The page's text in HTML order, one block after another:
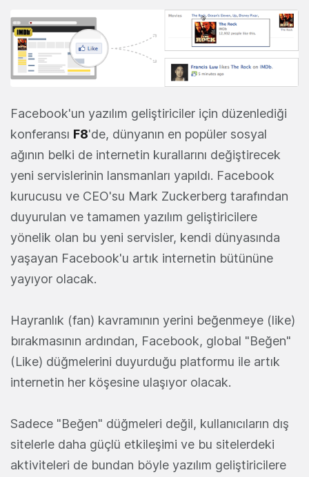
Facebook'un yazılım geliştiriciler için düzenlediği
konferansı F8'de, dünyanın en popüler sosyal
ağının belki de internetin kurallarını değiştirecek
yeni servislerinin lansmanları yapıldı. Facebook
kurucusu ve CEO'su Mark Zuckerberg tarafından
duyurulan ve tamamen yazılım geliştiricilere
yönelik olan bu yeni servisler, kendi dünyasında
yaşayan Facebook'u artık internetin bütününe
yayıyor olacak.
Hayranlık (fan) kavramının yerini beğenmeye (like)
bırakmasının ardından, Facebook, global "Beğen"
(Like) düğmelerini duyurduğu platformu ile artık
internetin her köşesine ulaşıyor olacak.
Sadece "Beğen" düğmeleri değil, kullanıcıların dış
sitelerle daha güçlü etkileşimi ve bu sitelerdeki
aktiviteleri de bundan böyle yazılım geliştiricilere